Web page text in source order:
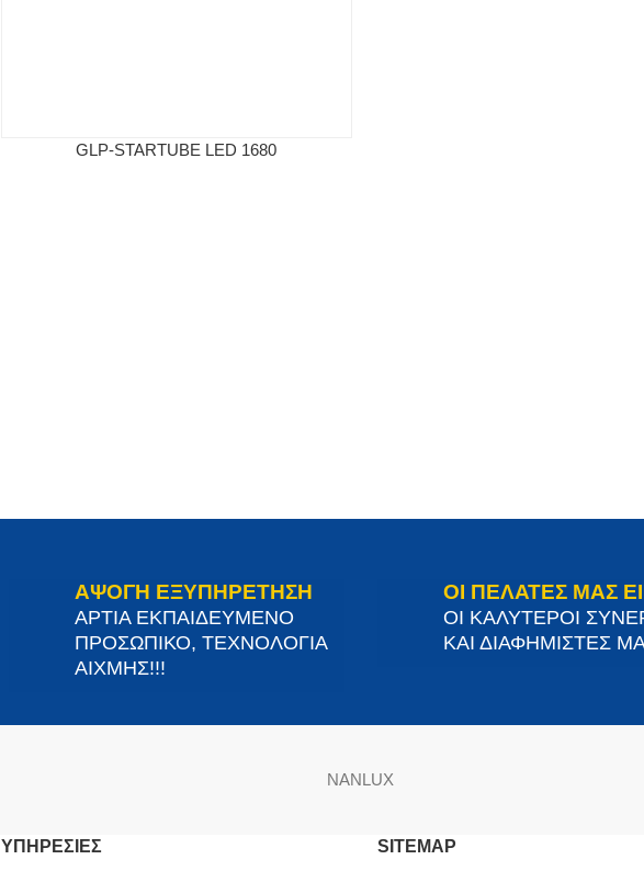
GLP-STARTUBE LED 1680
ΑΨΟΓΗ ΕΞΥΠΗΡΕΤΗΣΗ
ΑΡΤΙΑ ΕΚΠΑΙΔΕΥΜΕΝΟ
ΠΡΟΣΩΠΙΚΟ, ΤΕΧΝΟΛΟΓΙΑ
ΑΙΧΜΗΣ!!!
ΟΙ ΠΕΛΑΤΕΣ ΜΑΣ
ΟΙ ΚΑΛΥΤΕΡΟΙ
ΚΑΙ ΔΙΑΦΗΜΙΣΤΕΣ
NANLUX
ΥΠΗΡΕΣΙΕΣ SITEMAP